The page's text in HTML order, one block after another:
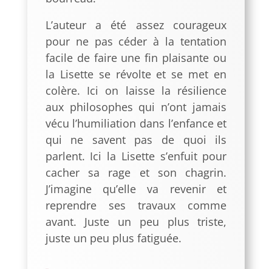
L’auteur a été assez courageux
pour ne pas céder à la tentation
facile de faire une fin plaisante ou
la Lisette se révolte et se met en
colère. Ici on laisse la résilience
aux philosophes qui n’ont jamais
vécu l’humiliation dans l’enfance et
qui ne savent pas de quoi ils
parlent. Ici la Lisette s’enfuit pour
cacher sa rage et son chagrin.
J’imagine qu’elle va revenir et
reprendre ses travaux comme
avant. Juste un peu plus triste,
juste un peu plus fatiguée.